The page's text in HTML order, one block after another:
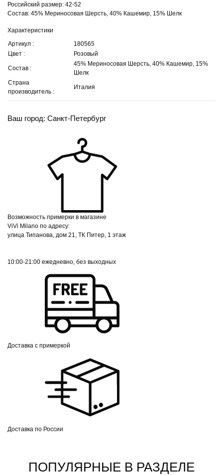
Российский размер: 42-52
Состав: 45% Мериносовая Шерсть, 40% Кашемир, 15% Шелк
Характеристики
Артикул :
180565
Цвет :
Розовый
Состав :
45% Мериносовая Шерсть, 40% Кашемир, 15%
Шелк
Страна
производитель :
Италия
Ваш город: Санкт-Петербург
Возможность примерки в магазине
ViVi Milano по адресу:
улица Типанова, дом 21, ТК Питер, 1 этаж
10:00-21:00 ежедневно, без выходных
Доставка с примеркой
Доставка по России
ПОПУЛЯРНЫЕ В РАЗДЕЛЕ